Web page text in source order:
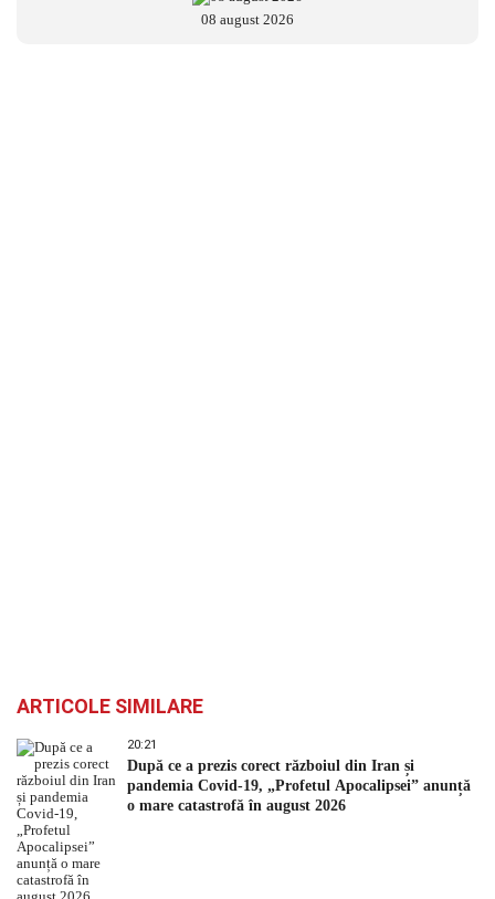
08 august 2026
ARTICOLE SIMILARE
20:21
După ce a prezis corect războiul din Iran și
pandemia Covid-19, „Profetul Apocalipsei” anunță
o mare catastrofă în august 2026